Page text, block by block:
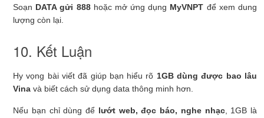
Soạn DATA gửi 888hoặc mở ứng dụng MyVNPT để xem dung
lượng còn lại.
10. Kết Luận
Hy vọng bài viết đã giúp bạn hiểu rõ 1GB dùng được bao lâu
Vina và biết cách sử dụng data thông minh hơn.
Nếu bạn chỉ dùng để lướt web, đọc báo, nghe nhạc, 1GB là